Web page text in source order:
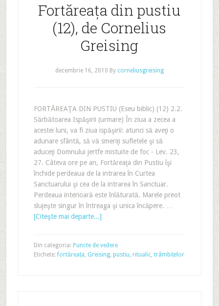
Fortăreața din pustiu
(12), de Cornelius
Greising
decembrie 16, 2010 By corneliusgreising
FORTĂREAŢA DIN PUSTIU (Eseu biblic) (12) 2.2.
Sărbătoarea Ispăşirii (urmare) În ziua a zecea a
acestei luni, va fi ziua ispăşirii: atunci să aveţi o
adunare sfântă, să vă smeriţi sufletele şi să
aduceţi Domnului jertfe mistuite de foc - Lev. 23,
27. Câteva ore pe an, Fortăreaţa din Pustiu îşi
închide perdeaua de la intrarea în Curtea
Sanctuarului şi cea de la intrarea în Sanctuar.
Perdeaua interioară este înlăturată. Marele preot
slujeşte singur în întreaga şi unica încăpere. …
[Citeşte mai departe...]
Din categoria: Puncte de vedere
Etichete:fortăreața, Greising, pustiu, ritualic, trâmbițelor